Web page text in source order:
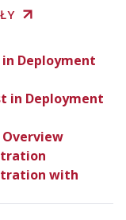
in Deployment
in Deployment
Overview
with